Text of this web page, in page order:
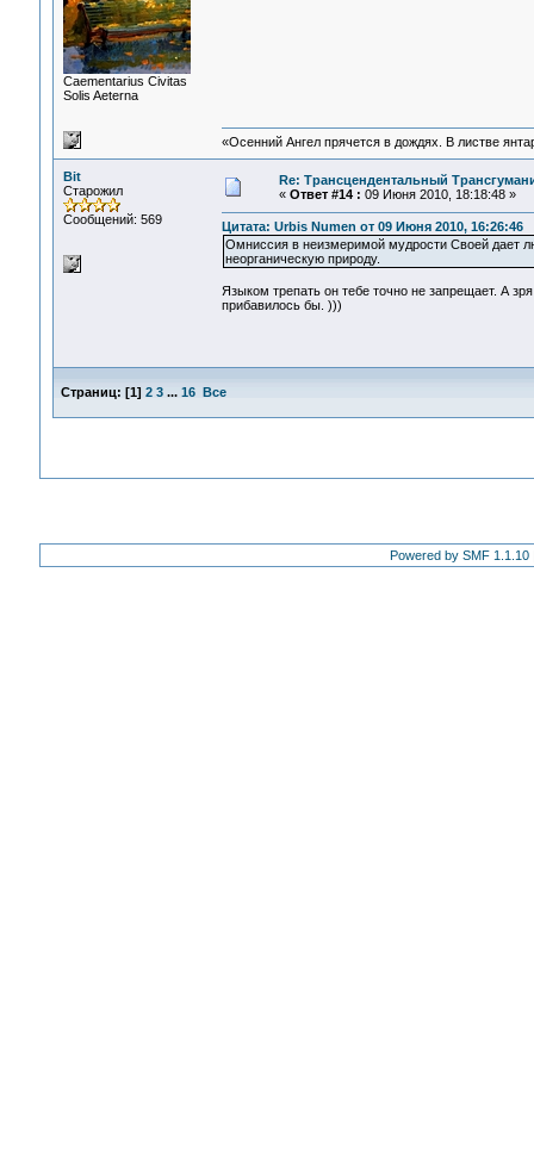
Сaementarius Civitas
Solis Aeterna
«Осенний Ангел прячется в дождях. В листве
Bit
Старожил
Сообщений: 569
Re: Трансцендентальный
« Ответ #14 : 09 Июня 2010, 18:18:48 »
Цитата: Urbis Numen от 09 Июня 2010, 16:26:46
Омниссия в неизмеримой мудрости Своей дает
неорганическую природу.
Языком трепать он тебе точно не запрещает. А
прибавилось бы. )))
Страниц: [1] 2 3 ... 16 Все
Powered by SMF 1.1.10